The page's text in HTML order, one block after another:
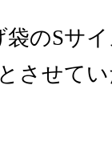
のSサ
させて